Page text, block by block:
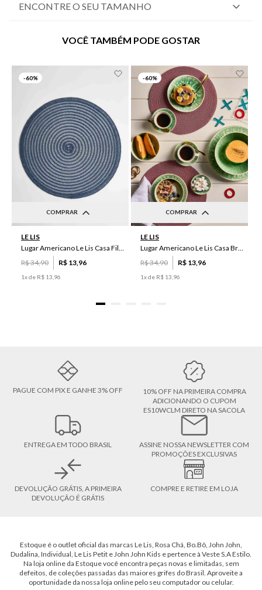
ENCONTRE O SEU TAMANHO
VOCÊ TAMBÉM PODE GOSTAR
-60%
COMPRAR
LE LIS
Lugar Americano Le Lis Casa Filipa
R$34,90 R$ 13 96
1x de R$ 13 96
-60%
COMPRAR
LE LIS
Lugar Americano Le Lis Casa Brenda
R$34,90 R$ 13 96
1x de R$ 13 96
PAGUE COM PIX E GANHE 3% OFF
10% OFF NA PRIMEIRA COMPRA
ADICIONANDO O CUPOM
ES10WCLM DIRETO NA SACOLA
ENTREGA EM TODO BRASIL
ASSINE NOSSA NEWSLETTER COM
PROMOÇÕES EXCLUSIVAS
DEVOLUÇÃO GRÁTIS, A PRIMEIRA
DEVOLUÇÃO É GRÁTIS
COMPRE E RETIRE EM LOJA
Estoque é o outlet oficial das marcas Le Lis, Rosa Chá, Bo.Bô, John John,
Dudalina, Individual, Le Lis Petit e John John Kids e pertence à Veste S.A Estilo.
Na loja online da Estoque você encontra peças novas e limitadas, sem
defeitos, de coleções passadas das maiores grifes do Brasil. Aproveite a
oportunidade da nossa loja online pelo seu computador ou celular.